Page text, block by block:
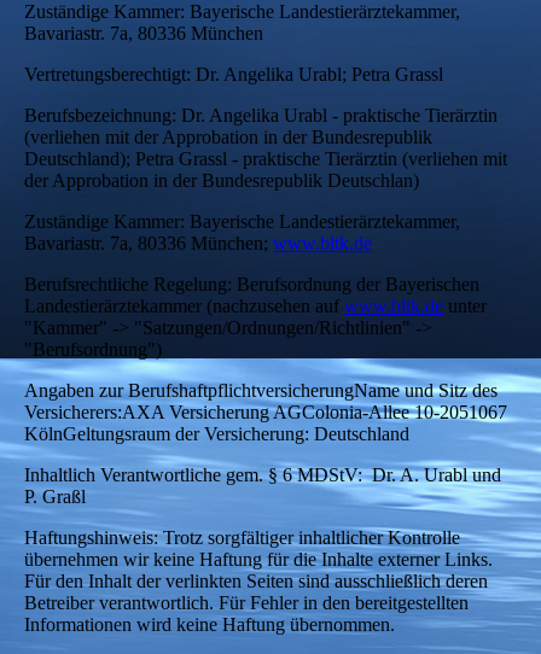
Zuständige Kammer: Bayerische Landestierärztekammer,
Bavariastr. 7a, 80336 München
Vertretungsberechtigt: Dr. Angelika Urabl; Petra Grassl
Berufsbezeichnung: Dr. Angelika Urabl - praktische Tierärztin
(verliehen mit der Approbation in der Bundesrepublik
Deutschland); Petra Grassl - praktische Tierärztin (verliehen mit
der Approbation in der Bundesrepublik Deutschlan)
Zuständige Kammer: Bayerische Landestierärztekammer,
Bavariastr. 7a, 80336 München; www.bltk.de
Berufsrechtliche Regelung: Berufsordnung der Bayerischen
Landestierärztekammer (nachzusehen auf www.bltk.de unter
"Kammer" -> "Satzungen/Ordnungen/Richtlinien" ->
"Berufsordnung")
Angaben zur BerufshaftpflichtversicherungName und Sitz des
Versicherers:AXA Versicherung AGColonia-Allee 10-2051067
KölnGeltungsraum der Versicherung: Deutschland
Inhaltlich Verantwortliche gem. § 6 MDStV:Dr. A. Urabl und
P. Graßl
Haftungshinweis: Trotz sorgfältiger inhaltlicher Kontrolle
übernehmen wir keine Haftung für die Inhalte externer Links.
Für den Inhalt der verlinkten Seiten sind ausschließlich deren
Betreiber verantwortlich. Für Fehler in den bereitgestellten
Informationen wird keine Haftung übernommen.